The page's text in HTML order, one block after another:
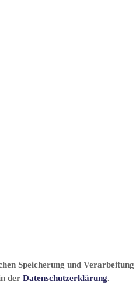
Speicherung und
der Datenschutzerklärung.